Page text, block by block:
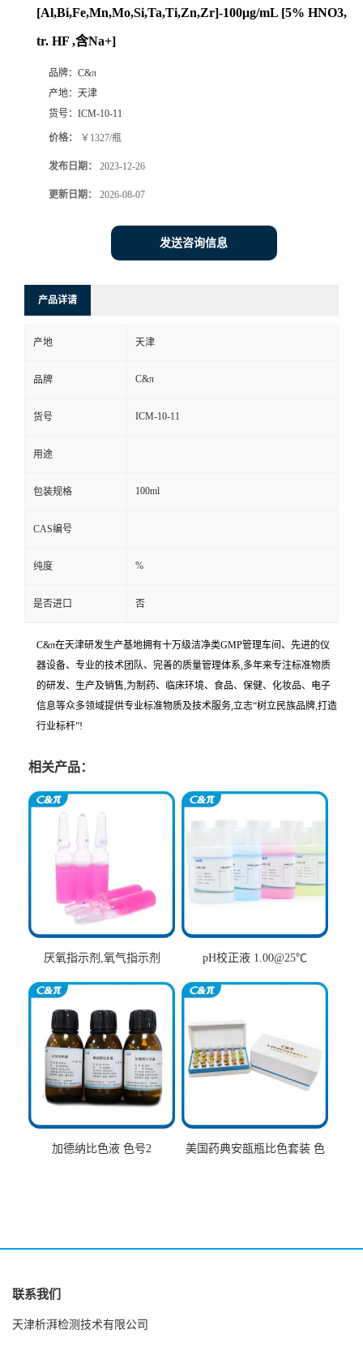
[Al,Bi,Fe,Mn,Mo,Si,Ta,Ti,Zn,Zr]-100μg/mL [5% HNO3,
tr. HF ,含Na+]
品牌： C&π
产地： 天津
货号： ICM-10-11
价格： ￥1327/瓶
发布日期： 2023-12-26
更新日期： 2026-08-07
发送咨询信息
产品详请
产地 天津
品牌 C&π
货号 ICM-10-11
用途
包装规格 100ml
CAS编号
纯度 %
是否进口 否
C&π在天津研发生产基地拥有十万级洁净类GMP管理车间、先进的仪
器设备、专业的技术团队、完善的质量管理体系,多年来专注标准物质
的研发、生产及销售,为制药、临床环境、食品、保健、化妆品、电子
信息等众多领域提供专业标准物质及技术服务,立志“树立民族品牌,打造
行业标杆”!
相关产品：
厌氧指示剂,氧气指示剂 pH校正液 1.00@25℃
加德纳比色液 色号2
美国药典安瓿瓶比色套装 色
联系我们
天津析湃检测技术有限公司